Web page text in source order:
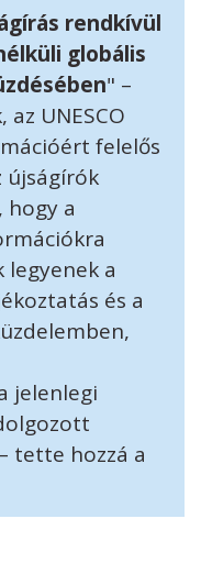
rendkívül
globális
" –
UNESCO
felelős
újságírók
a
a
és a
jelenlegi
tette hozzá a